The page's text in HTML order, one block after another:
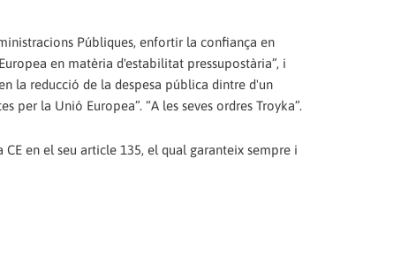
Públiques, enfortir la confiança en
en matèria d'estabilitat pressupostària”, i
la reducció de la despesa pública dintre d'un
la Unió Europea”. “A les seves ordres Troyka”.
en el seu article 135, el qual garanteix sempre i